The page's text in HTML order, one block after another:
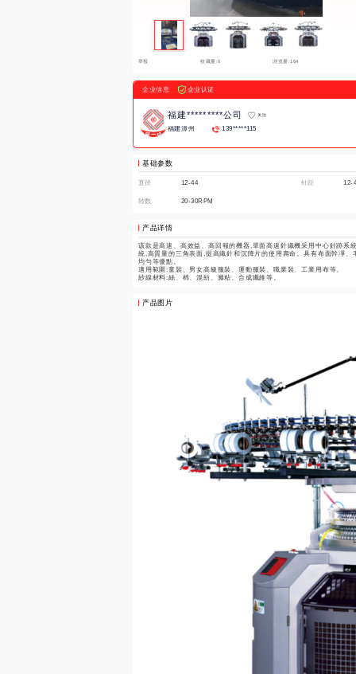
举报 收藏量:0 浏览量:164
企业信息 企业认证
福建*********公司 关注
福建漳州 139*****115
基础参数
直径 12-44 针距 12-
转数 20-30RPM
产品详情
该款是高速、高效益、高回報的機器,單面高速針織機采用中心針跡系
統,高質量的三角表面,提高織針和沉降片的使用壽命。具有布面幹凈、
均勻等優點。
適用範圍:童裝、男女高級服裝、運動服裝、職業裝、工業用布等。
紗線材料:絲、棉、混紡、滌粘、合成纖維等。
产品图片